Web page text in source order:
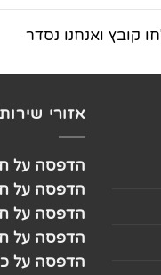
קובץ ואנחנו נסדר
אזורי
הדפסה על
הדפסה על
הדפסה על
הדפסה על
הדפסה על